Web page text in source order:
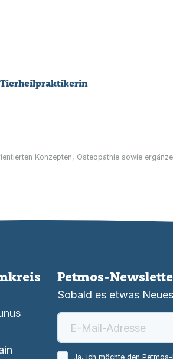
Konzepten, Osteopathie sowie
Petmos-
Sobald es etwas
Ja, ich möchte den